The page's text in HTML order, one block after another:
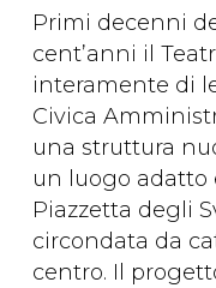
Primi decenni
cent’anni il
interamente di
Civica
una struttura
un luogo adatto
Piazzetta degli
circondata da
centro. Il